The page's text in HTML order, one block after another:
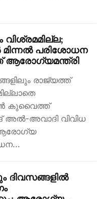
പരിശോധന
ആരോഗ്യമന്ത്രി
രാജ്യത്ത്
കുവൈത്ത്
അവാദി വിവിധ
ആരോഗ്യ